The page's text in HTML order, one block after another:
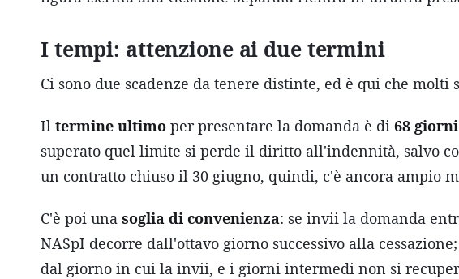
I tempi: attenzione ai due termini
Ci sono due scadenze da tenere distinte, ed è qui che molti
Il termine ultimo per presentare la domanda è di 68
superato quel limite si perde il diritto all'indennità, salvo
un contratto chiuso il 30 giugno, quindi, c'è ancora ampio
C'è poi una soglia di convenienza: se invii la domanda
NASpI decorre dall'ottavo giorno successivo alla
dal giorno in cui la invii, e i giorni intermedi non si